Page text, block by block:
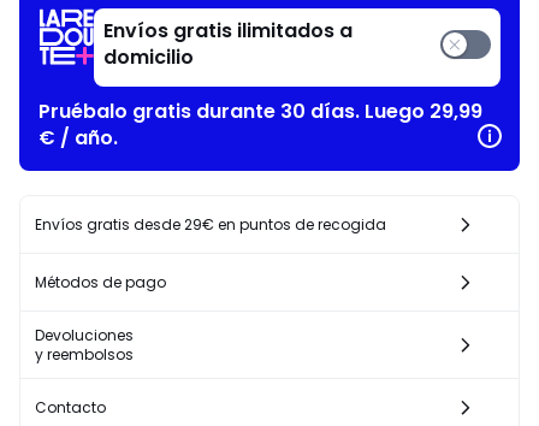
Envíos gratis ilimitados a
domicilio
Pruébalo gratis durante 30 días. Luego 29,99
€ / año.
Envíos gratis desde 29€ en puntos de recogida
Métodos de pago
Devoluciones
y reembolsos
Contacto